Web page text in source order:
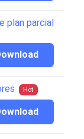
plan parcial
Hot